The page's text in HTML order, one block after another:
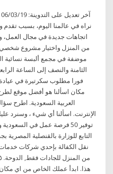
نراه في عالمنا اليوم، بسبب تقدم
اتجاهات جديدة في مجال
مكان اسألنا هو أفضل موقع
العربية السعودية. اطرح
الإنترنت. اسألنا أي شيء ، وسنرد
توفير 50 فرصة عمل في
التابع للوزارة بالقنصلية
نقل الكفالة بإحدي شركات
هذا‏. ‏ابدأ عملك الخاص من اي